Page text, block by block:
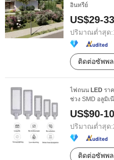
อินทรีย์
US$29-33
ปริมาณต่ำสุด:
ติดต่อซัพพล
ไฟถนน LED รา
ช่วง SMD อลูมิเ
US$90-
ปริมาณต่ำสุด:
ติดต่อซัพพล